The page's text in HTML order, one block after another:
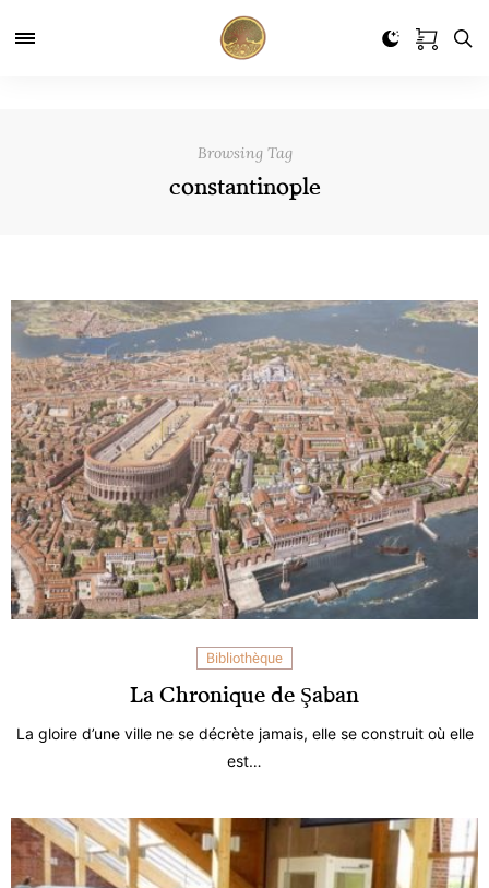
Browsing Tag
constantinople
Bibliothèque
La Chronique de Şaban
La gloire d’une ville ne se décrète jamais, elle se construit où elle
est…